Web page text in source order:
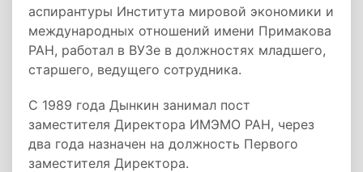
аспирантуры Института мировой экономики и
международных отношений имени Примакова
РАН, работал в ВУЗе в должностях младшего,
старшего, ведущего сотрудника.
С 1989 года Дынкин занимал пост
заместителя Директора ИМЭМО РАН, через
два года назначен на должность Первого
заместителя Директора.